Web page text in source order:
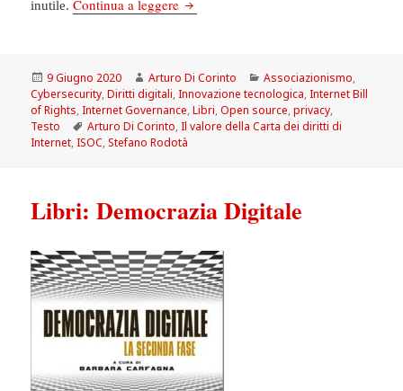
inutile.Continua a leggere Libro: Il valore della Carta dei diritti di
Scritto
il
9 Giugno 2020 Autore
Arturo Di Corinto Categorie
Associazionismo,
Cybersecurity,Diritti digitali,Innovazione tecnologica,Internet Bill
of Rights,Internet Governance,Libri,Open source,privacy,
Testo
Tag
Arturo Di Corinto,Il valore della Carta dei diritti di
Internet,ISOC,Stefano Rodotà
Libri: Democrazia Digitale